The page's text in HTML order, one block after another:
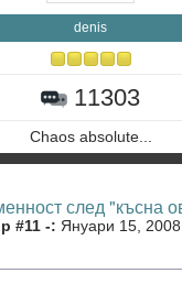
denis
11303
Chaos absolute...
след "късна
#11 -: Януари 15,